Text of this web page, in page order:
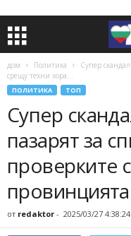
дом Политика
Супер
срещу техни хора...
ПОЛИТИКА ТОП
Супер
пазарят за
проверките
от redaktor - 2025/03/27